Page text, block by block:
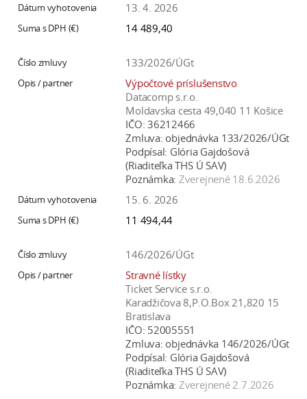
13. 4. 2026
14 489,40
133/2026/ÚGt
Výpočtové príslušenstvo
Datacomp s.r.o.
Moldavska cesta 49,040 11 Košice
IČO: 36212466
Zmluva: objednávka 133/2026/ÚGt
Podpísal: Glória Gajdošová
(Riaditeľka THS Ú SAV)
Poznámka: Zverejnené 18.6.2026
15. 6. 2026
11 494,44
146/2026/ÚGt
Stravné lístky
Ticket Service s.r.o.
Karadžičova 8,P.O.Box 21,820 15
Bratislava
IČO: 52005551
Zmluva: objednávka 146/2026/ÚGt
Podpísal: Glória Gajdošová
(Riaditeľka THS Ú SAV)
Poznámka: Zverejnené 2.7.2026